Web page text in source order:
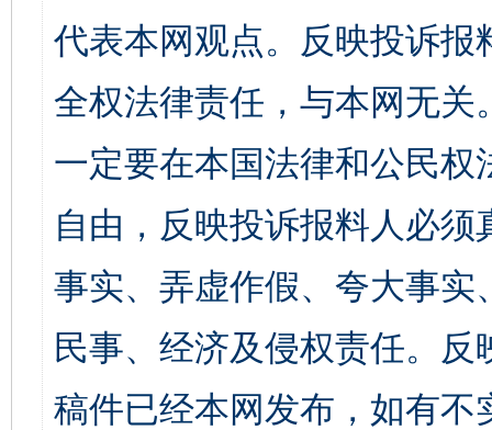
代表本网观点。反映投诉
全权法律责任，与本网无
一定要在本国法律和公民
自由，反映投诉报料人必
事实、弄虚作假、夸大事
民事、经济及侵权责任。
稿件已经本网发布，如有